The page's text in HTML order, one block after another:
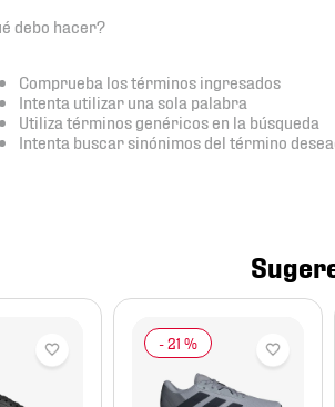
debo hacer?
Comprueba los términos ingresados
Intenta utilizar una sola palabra
Utiliza términos genéricos en la búsqueda
Intenta buscar sinónimos del término
-21 %